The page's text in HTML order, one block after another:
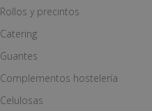
Rollos y precintos
Catering
Guantes
Complementos hostelería
Celulosas